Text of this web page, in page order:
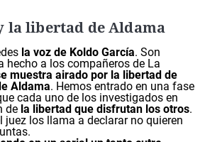
la libertad de Aldama
la voz de Koldo García. Son
hecho a los compañeros de La
muestra airado por la libertad de
Aldama. Hemos entrado en una fase
cada uno de los investigados en
de la libertad que disfrutan los otros.
juez los llama a declarar no quieren